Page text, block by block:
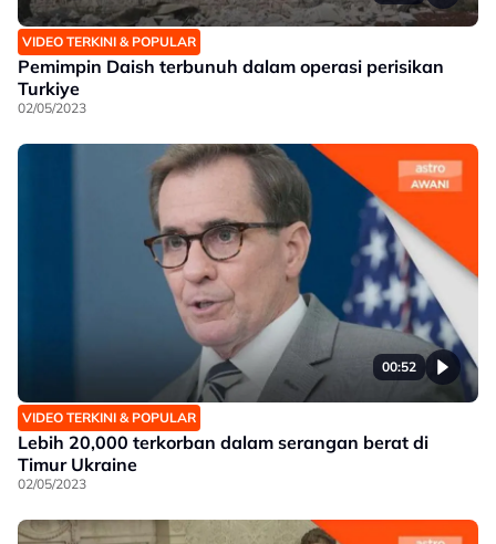
VIDEO TERKINI & POPULAR
Pemimpin Daish terbunuh dalam operasi perisikan
Turkiye
02/05/2023
00:52
VIDEO TERKINI & POPULAR
Lebih 20,000 terkorban dalam serangan berat di
Timur Ukraine
02/05/2023